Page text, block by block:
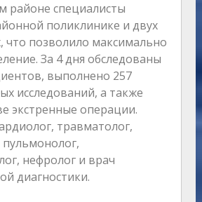
районе специалисты
поликлинике и двух
что позволило максимально
За 4 дня обследованы
выполнено 257
исследований, а также
экстренные операции.
травматолог,
нефролог и врач
диагностики.